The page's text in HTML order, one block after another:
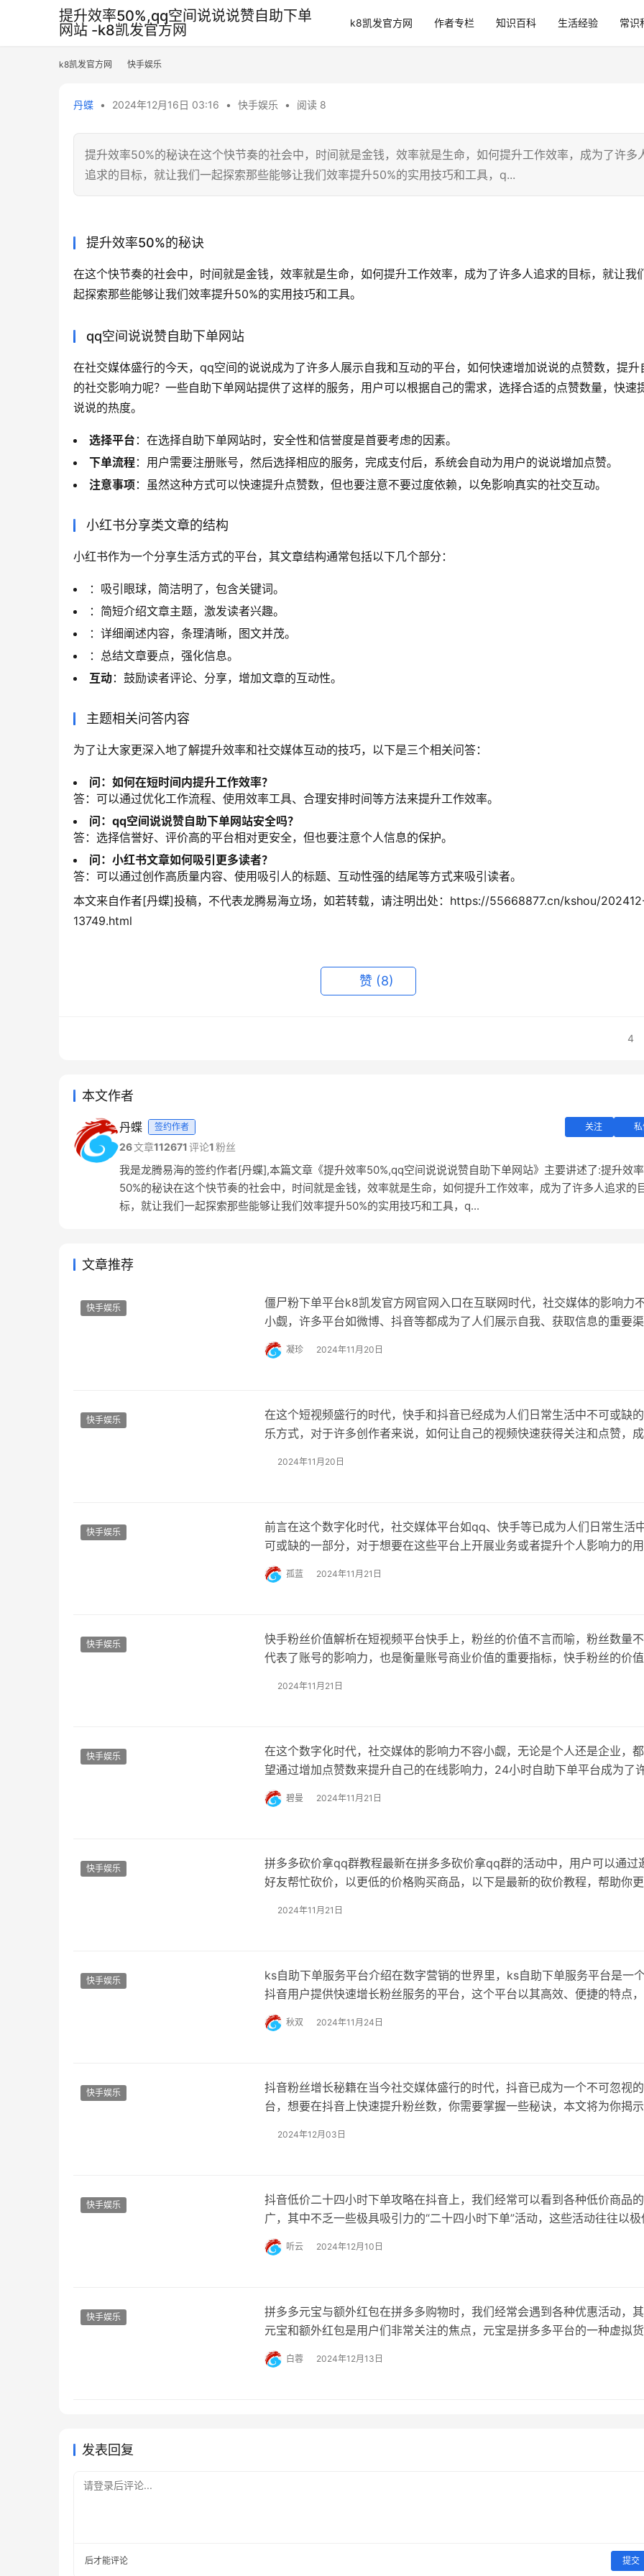
提升效率50%,qq空间说说说赞自助下单
网站 -k8凯发官方网
k8凯发官方网 作者专栏 知识百科 生活经验 常识
k8凯发官方网 快手娱乐
丹蝶 • 2024年12月16日 03:16 • 快手娱乐 • 阅读 8
提升效率50%的秘诀在这个快节奏的社会中，时间就是金钱，效率就是生命，如何提升工作效率，成为了许多
追求的目标，就让我们一起探索那些能够让我们效率提升50%的实用技巧和工具，q...
提升效率50%的秘诀
在这个快节奏的社会中，时间就是金钱，效率就是生命，如何提升工作效率，成为了许多人追求的目标，就让我
起探索那些能够让我们效率提升50%的实用技巧和工具。
qq空间说说赞自助下单网站
在社交媒体盛行的今天，qq空间的说说成为了许多人展示自我和互动的平台，如何快速增加说说的点赞数，提升
的社交影响力呢？一些自助下单网站提供了这样的服务，用户可以根据自己的需求，选择合适的点赞数量，快速
说说的热度。
选择平台 ：在选择自助下单网站时，安全性和信誉度是首要考虑的因素。
下单流程：用户需要注册账号，然后选择相应的服务，完成支付后，系统会自动为用户的说说增加点赞。
注意事项：虽然这种方式可以快速提升点赞数，但也要注意不要过度依赖，以免影响真实的社交互动。
小红书分享类文章的结构
小红书作为一个分享生活方式的平台，其文章结构通常包括以下几个部分：
：吸引眼球，简洁明了，包含关键词。
：简短介绍文章主题，激发读者兴趣。
：详细阐述内容，条理清晰，图文并茂。
：总结文章要点，强化信息。
互动：鼓励读者评论、分享，增加文章的互动性。
主题相关问答内容
为了让大家更深入地了解提升效率和社交媒体互动的技巧，以下是三个相关问答：
问：如何在短时间内提升工作效率？
答：可以通过优化工作流程、使用效率工具、合理安排时间等方法来提升工作效率。
问：qq空间说说赞自助下单网站安全吗？
答：选择信誉好、评价高的平台相对更安全，但也要注意个人信息的保护。
问：小红书文章如何吸引更多读者？
答：可以通过创作高质量内容、使用吸引人的标题、互动性强的结尾等方式来吸引读者。
本文来自作者[丹蝶]投稿，不代表龙腾易海立场，如若转载，请注明出处：https://55668877.cn/kshou/
13749.html
赞 (8)
4
本文作者
丹蝶 签约作者 关注
26文章112671评论1粉丝
我是龙腾易海的签约作者[丹蝶],本篇文章《提升效率50%,qq空间说说说赞自助下单网站》主要讲述了:提升效率
50%的秘诀在这个快节奏的社会中，时间就是金钱，效率就是生命，如何提升工作效率，成为了许多人追求的
标，就让我们一起探索那些能够让我们效率提升50%的实用技巧和工具，q...
文章推荐
快手娱乐
僵尸粉下单平台k8凯发官方网官网入口在互联网时代，社交媒体的影响力
小觑，许多平台如微博、抖音等都成为了人们展示自我、获取信息的重要渠
道，随之而来的“僵尸粉”现象也日益严重，僵尸粉指的是那些没有实际互动
只为了增加粉丝数量而存在的虚假账户，对于想要了解如何获取僵尸粉的人
凝珍 2024年11月20日
快手娱乐
在这个短视频盛行的时代，快手和抖音已经成为人们日常生活中不可或缺
乐方式，对于许多创作者来说，如何让自己的视频快速获得关注和点赞，成
2024年11月20日
快手娱乐
前言在这个数字化时代，社交媒体平台如qq、快手等已成为人们日常生活
可或缺的一部分，对于想要在这些平台上开展业务或者提升个人影响力的用
来说，了解如何免费搭建业务网站和采集评论数据变得尤为重要，本文将为
详细介绍如何利用dy赞自助平台免费搭建qq业务网站，以及如何高效地采
孤蓝 2024年11月21日
快手娱乐
快手粉丝价值解析在短视频平台快手上，粉丝的价值不言而喻，粉丝数量
代表了账号的影响力，也是衡量账号商业价值的重要指标，快手粉丝的价值
2024年11月21日
快手娱乐
在这个数字化时代，社交媒体的影响力不容小觑，无论是个人还是企业，
望通过增加点赞数来提升自己的在线影响力，24小时自助下单平台成为了
人的选择，本文将介绍如何通过这些平台以便宜的价格获得点赞，特别是针
快手作品和qq空间的点赞服务，并以小红书分享类文章的结构进行撰写。什
碧曼 2024年11月21日
快手娱乐
拼多多砍价拿qq群教程最新在拼多多砍价拿qq群的活动中，用户可以通过
好友帮忙砍价，以更低的价格购买商品，以下是最新的砍价教程，帮助你更
2024年11月21日
快手娱乐
ks自助下单服务平台介绍在数字营销的世界里，ks自助下单服务平台是一
抖音用户提供快速增长粉丝服务的平台，这个平台以其高效、便捷的特点，
助用户在短时间内实现粉丝数量的大幅增长。抖音快速涨1000个粉丝是ks平
的特色服务之一，它通过合法合规的方式，帮助用户在抖音上迅速增加粉丝
秋双 2024年11月24日
快手娱乐
抖音粉丝增长秘籍在当今社交媒体盛行的时代，抖音已成为一个不可忽视
台，想要在抖音上快速提升粉丝数，你需要掌握一些秘诀，本文将为你揭示
2024年12月03日
快手娱乐
抖音低价二十四小时下单攻略在抖音上，我们经常可以看到各种低价商品
广，其中不乏一些极具吸引力的“二十四小时下单”活动，这些活动往往以极
的价格吸引用户，但背后可能隐藏着一些不为人知的秘密，本文将带你深入
解如何在抖音上低价下单，以及拼多多0.01碎片活动需要拉多少人参与，同
听云 2024年12月10日
快手娱乐
拼多多元宝与额外红包在拼多多购物时，我们经常会遇到各种优惠活动，
元宝和额外红包是用户们非常关注的焦点，元宝是拼多多平台的一种虚拟货
币，用户可以通过参与活动、完成任务等方式获得，而额外红包则是在特定
件下，用户可以获得的额外优惠。拼多多元宝可以用来兑换商品或者抵扣现
白蓉 2024年12月13日
发表回复
请登录后评论...
后才能评论 提交